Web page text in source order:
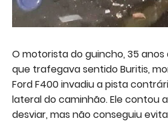
O motorista do guincho, 35
que trafegava sentido Buritis,
Ford F400 invadiu a pista
lateral do caminhão. Ele contou
desviar, mas não conseguiu